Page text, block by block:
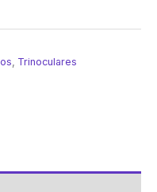
, Trinoculares